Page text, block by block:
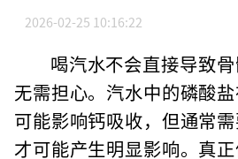
2026-02-25 10:16:22
喝汽水不会直接导致
无需担心。汽水中的磷酸
可能影响钙吸收，但通常
才可能产生明显影响。真